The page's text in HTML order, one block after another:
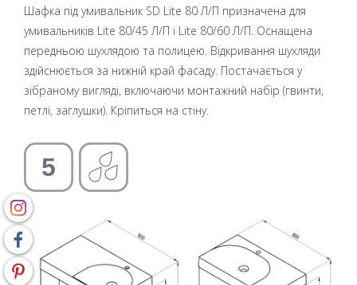
Шафка під умивальник SD Lite 80 Л/П призначена для
умивальників Lite 80/45 Л/П і Lite 80/60 Л/П. Оснащена
передньою шухлядою та полицею. Відкривання шухляди
здійснюється за нижній край фасаду. Постачається у
зібраному вигляді, включаючи монтажний набір (гвинти,
петлі, заглушки). Кріпиться на стіну.